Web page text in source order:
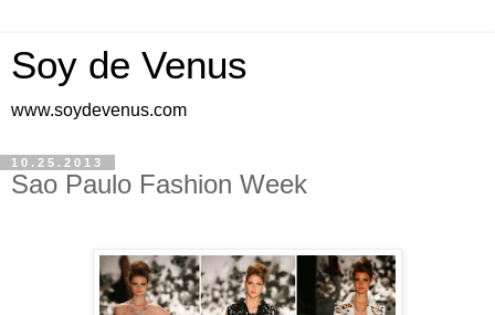
Soy de Venus
www.soydevenus.com
10.25.2013
Sao Paulo Fashion Week